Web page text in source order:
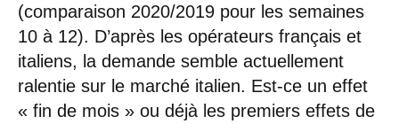
(comparaison 2020/2019 pour les semaines
10 à 12). D’après les opérateurs français et
italiens, la demande semble actuellement
ralentie sur le marché italien. Est-ce un effet
« fin de mois » ou déjà les premiers effets de